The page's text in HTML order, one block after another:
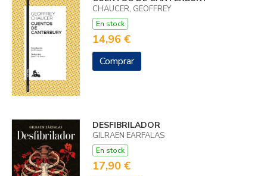
CHAUCER, GEOFFREY
En stock
14,96 €
Comprar
DESFIBRILADOR
GILRAEN EÄRFALAS
En stock
17,90 €